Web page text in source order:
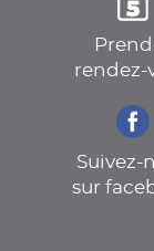
rendez-
Suivez-
sur